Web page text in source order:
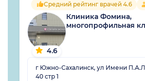
Средний рейтинг врачей 4.6
4.6
Клиника Фомина,
многопрофильная
г Южно-Сахалинск, ул Имени
40 стр 1